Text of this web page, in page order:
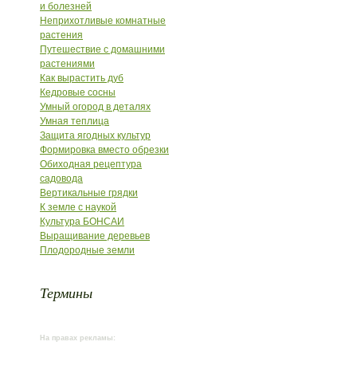
и болезней
Неприхотливые комнатные
растения
Путешествие с домашними
растениями
Как вырастить дуб
Кедровые сосны
Умный огород в деталях
Умная теплица
Защита ягодных культур
Формировка вместо обрезки
Обиходная рецептура
садовода
Вертикальные грядки
К земле с наукой
Культура БОНСАИ
Выращивание деревьев
Плодородные земли
Термины
На правах рекламы: